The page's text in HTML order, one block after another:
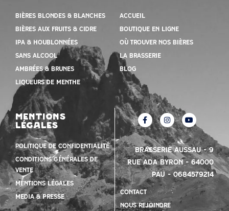
Bières blondes & blanches
Bières aux fruits & cidre
IPA & houblonnées
Sans alcool
Ambrées & Brunes
Liqueurs de menthe
Accueil
Boutique en ligne
Où trouver nos bières
la brasserie
Blog
mentions
légales
Politique de confidentialité
Conditions Générales de
vente
mentions légales
Media & presse
Brasserie Aussau – 9
Rue Ada Byron – 64000
PAU – 0684579214
contact
nous rejoindre